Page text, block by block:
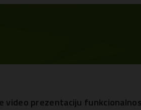
video prezentaciju